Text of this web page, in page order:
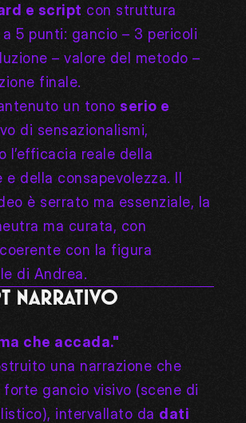
e script con struttura
5 punti: gancio – 3 pericoli
– valore del metodo –
finale.
un tono serio e
di sensazionalismi,
l’efficacia reale della
e della consapevolezza. Il
è serrato ma essenziale, la
ma curata, con
con la figura
di Andrea.
NARRATIVO
che accada."
una narrazione che
gancio visivo (scene di
intervallato da dati